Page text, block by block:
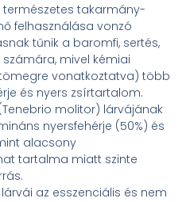
természetes takarmány-
felhasználása vonzó
tűnik a baromfi, sertés,
mivel kémiai
vonatkoztatva) több
és nyers zsírtartalom.
molitor) lárvájának
nyersfehérje (50%) és
alacsony
tartalma miatt szinte
az esszenciális és nem